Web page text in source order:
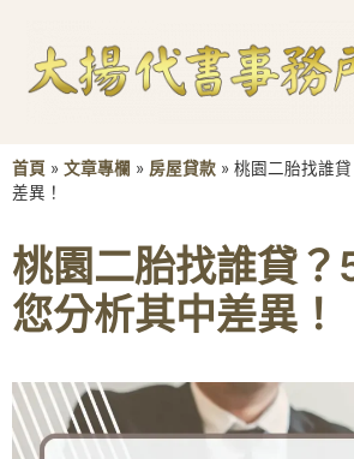
首頁 » 文章專欄 » 房屋貸款 » 桃園二胎找誰
差異！
桃園二胎找誰貸？
您分析其中差異！